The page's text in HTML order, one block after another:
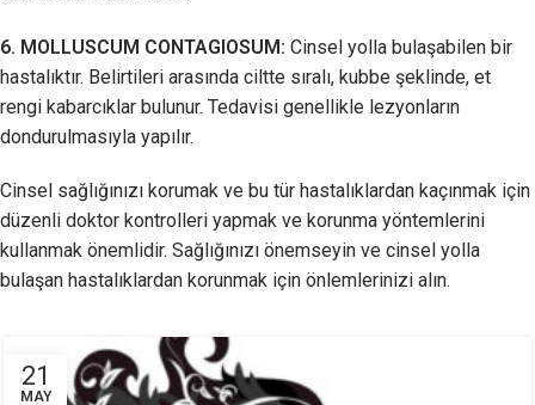
6. MOLLUSCUM CONTAGIOSUM: Cinsel yolla bulaşabilen bir
hastalıktır. Belirtileri arasında ciltte sıralı, kubbe şeklinde, et
rengi kabarcıklar bulunur. Tedavisi genellikle lezyonların
dondurulmasıyla yapılır.
Cinsel sağlığınızı korumak ve bu tür hastalıklardan kaçınmak için
düzenli doktor kontrolleri yapmak ve korunma yöntemlerini
kullanmak önemlidir. Sağlığınızı önemseyin ve cinsel yolla
bulaşan hastalıklardan korunmak için önlemlerinizi alın.
21
MAY